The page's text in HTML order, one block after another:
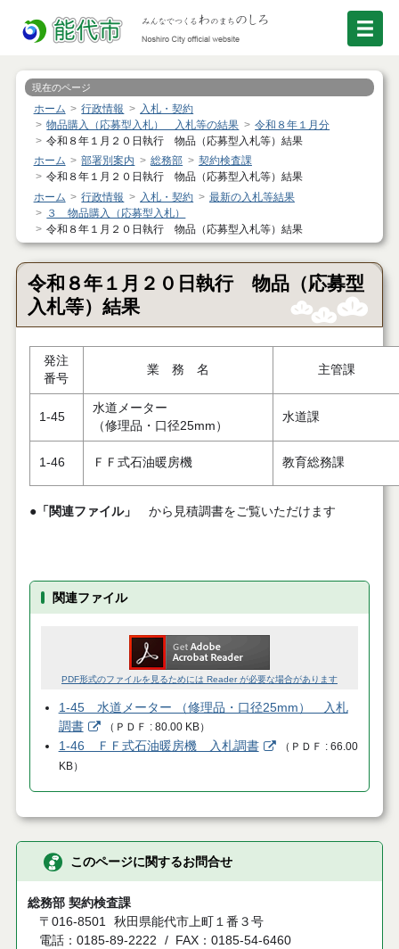
現在のページ
ホーム 行政情報
入札・契約
物品購入（応募型入札） 入札等の結果
令和８年１月分
令和８年１月２０日執行 物品（応募型入札等）結果
ホーム
部署別案内 総務部
契約検査課
令和８年１月２０日執行 物品（応募型入札等）結果
ホーム
行政情報 入札・契約
最新の入札等結果
３ 物品購入（応募型入札）
令和８年１月２０日執行 物品（応募型入札等）結果
令和８年１月２０日執行 物品（応募型
入札等）結果
発注
番号
業 務 名 主管課
1-45
水道メーター
（修理品・口径25mm）
水道課
1-46 ＦＦ式石油暖房機 教育総務課
●「関連ファイル」 から見積調書をご覧いただけます
関連ファイル
PDF形式のファイルを見るためには Reader が必要な場合があります
1-45 水道メーター （修理品・口径25mm） 入札
調書
（ ＰＤＦ 80.00 KB）
1-46 ＦＦ式石油暖房機 入札調書 （ ＰＤＦ
66.00
KB）
このページに関するお問合せ
総務部 契約検査課
〒016-8501 秋田県能代市上町１番３号
電話：0185-89-2222
FAX：0185-54-6460